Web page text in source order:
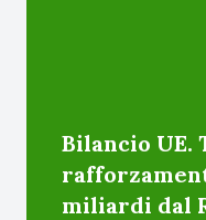
Bilancio
miliardi dal